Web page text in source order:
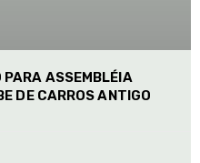
PARA ASSEMBLÉIA
DE CARROS ANTIGO